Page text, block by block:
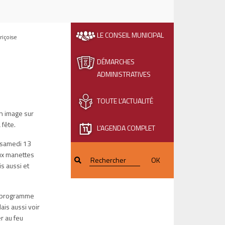
image sur
13
manettes
aussi et
aussi voir
au feu
LE CONSEIL MUNICIPAL
DÉMARCHES
ADMINISTRATIVES
TOUTE L'ACTUALITÉ
L'AGENDA COMPLET
OK